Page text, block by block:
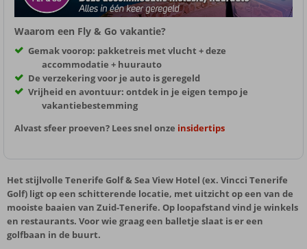
Waarom een Fly & Go vakantie?
Gemak voorop: pakketreis met vlucht + deze
accommodatie + huurauto
De verzekering voor je auto is geregeld
Vrijheid en avontuur: ontdek in je eigen tempo je
vakantiebestemming
Alvast sfeer proeven? Lees snel onze insidertips
Het stijlvolle Tenerife Golf & Sea View Hotel (ex. Vincci Tenerife
Golf) ligt op een schitterende locatie, met uitzicht op een van de
mooiste baaien van Zuid-Tenerife. Op loopafstand vind je winkels
en restaurants. Voor wie graag een balletje slaat is er een
golfbaan in de buurt.